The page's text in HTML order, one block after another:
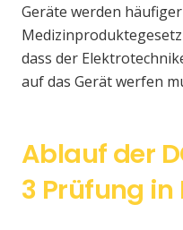
Geräte werden
dass der
auf das Gerät werfen
Ablauf der
3 Prüfung